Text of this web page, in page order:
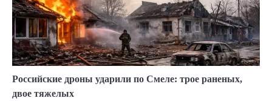
Российские дроны ударили по Смеле: трое раненых,
двое тяжелых